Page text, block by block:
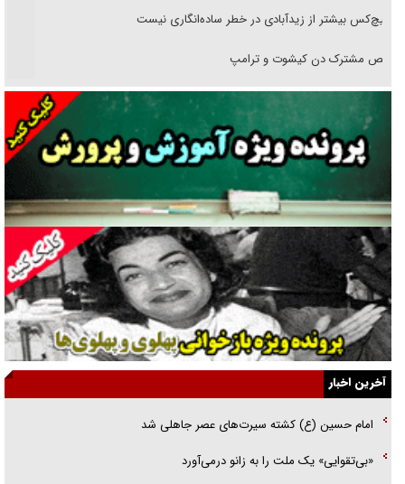
هیچ‌کس بیشتر از زیدآبادی در خطر ساده‌انگاری نیست
رقص مشترک دن کیشوت و ترامپ
دنده دولت به واگذاری مسئله‌دار ایران‌خودرو/ خصوصی‌سازی یا انحصار؟
غریزه‌ی بقا و آقای باقی و رفقا
جراحی‌های زیبایی با مدرک فوق‌دیپلم! + گفت‌وگو با متهم
گفت‌وگو با همسر یکی از شهدای جنگ رمضان/ پیکر بی‌سر شهید را از
انگشت‌های پا شناسایی کردیم
نسلی که آنلاین الگو می‌گیرد
گفت‌وگو با آیت‌الله جاودان/ جفای مخالفان مکانت معنوی رهبر شهید را
ارتقا می‌داد
راننده مست به قانون می‌خندد
همه آقای دوربینی شده‌ایم!
قصه ناتمام سرویس مدارس
آخرین اخبار
امام حسین (ع) کشته سیرت‌های عصر جاهلی شد
«بی‌تقوایی» یک ملت را به زانو درمى‌آورد